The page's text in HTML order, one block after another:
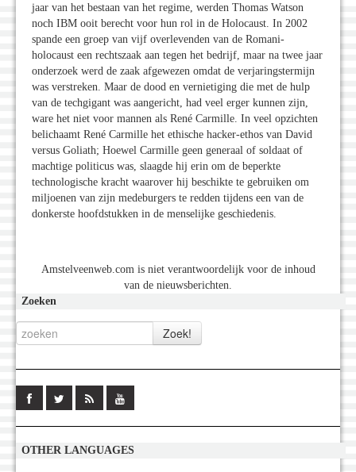
jaar van het bestaan van het regime, werden Thomas Watson
noch IBM ooit berecht voor hun rol in de Holocaust. In 2002
spande een groep van vijf overlevenden van de Romani-
holocaust een rechtszaak aan tegen het bedrijf, maar na twee jaar
onderzoek werd de zaak afgewezen omdat de verjaringstermijn
was verstreken. Maar de dood en vernietiging die met de hulp
van de techgigant was aangericht, had veel erger kunnen zijn,
ware het niet voor mannen als René Carmille. In veel opzichten
belichaamt René Carmille het ethische hacker-ethos van David
versus Goliath; Hoewel Carmille geen generaal of soldaat of
machtige politicus was, slaagde hij erin om de beperkte
technologische kracht waarover hij beschikte te gebruiken om
miljoenen van zijn medeburgers te redden tijdens een van de
donkerste hoofdstukken in de menselijke geschiedenis.
Amstelveenweb.com is niet verantwoordelijk voor de inhoud
van de nieuwsberichten.
Zoeken
OTHER LANGUAGES